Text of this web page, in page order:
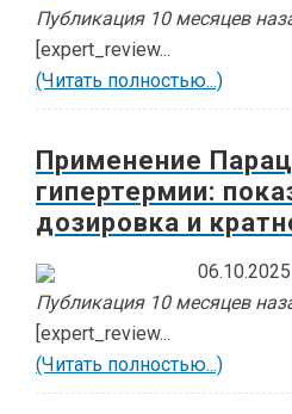
Публикация 10 месяцев
[expert_review...
(Читать полностью...)
Применение
гипертермии:
дозировка и
06.10.2025
Публикация 10 месяцев
[expert_review...
(Читать полностью...)